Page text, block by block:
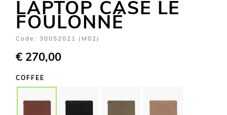
LAPTOP CASE LE
FOULONNÉ
Code: 30052021 (M02)
€ 270,00
COFFEE